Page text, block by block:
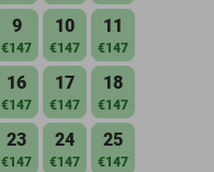
9
€147
10
€147
11
€147
16
€147
17
€147
18
€147
23
€147
24
€147
25
€147